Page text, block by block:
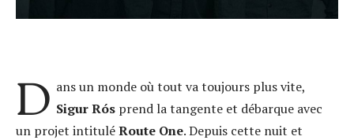
D ans un monde où tout va toujours plus vite,
Sigur Rósprend la tangente et débarque avec
un projet intituléRoute One. Depuis cette nuit et